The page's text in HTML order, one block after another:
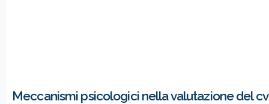
Meccanismi psicologici nella valutazione del